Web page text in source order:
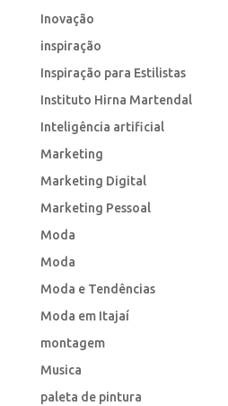
Inovação
inspiração
Inspiração para Estilistas
Instituto Hirna Martendal
Inteligência artificial
Marketing
Marketing Digital
Marketing Pessoal
Moda
Moda
Moda e Tendências
Moda em Itajaí
montagem
Musica
paleta de pintura